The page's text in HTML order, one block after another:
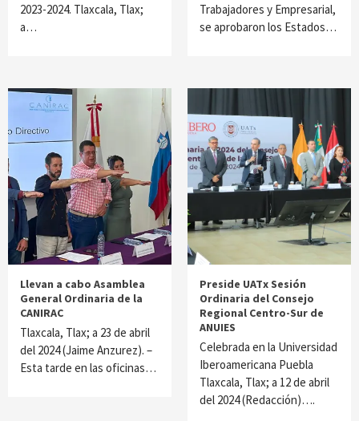
2023-2024. Tlaxcala, Tlax;
a…
Trabajadores y Empresarial,
se aprobaron los Estados…
Llevan a cabo Asamblea
General Ordinaria de la
CANIRAC
Tlaxcala, Tlax; a 23 de abril
del 2024 (Jaime Anzurez). –
Esta tarde en las oficinas…
Preside UATx Sesión
Ordinaria del Consejo
Regional Centro-Sur de
ANUIES
Celebrada en la Universidad
Iberoamericana Puebla
Tlaxcala, Tlax; a 12 de abril
del 2024 (Redacción)….